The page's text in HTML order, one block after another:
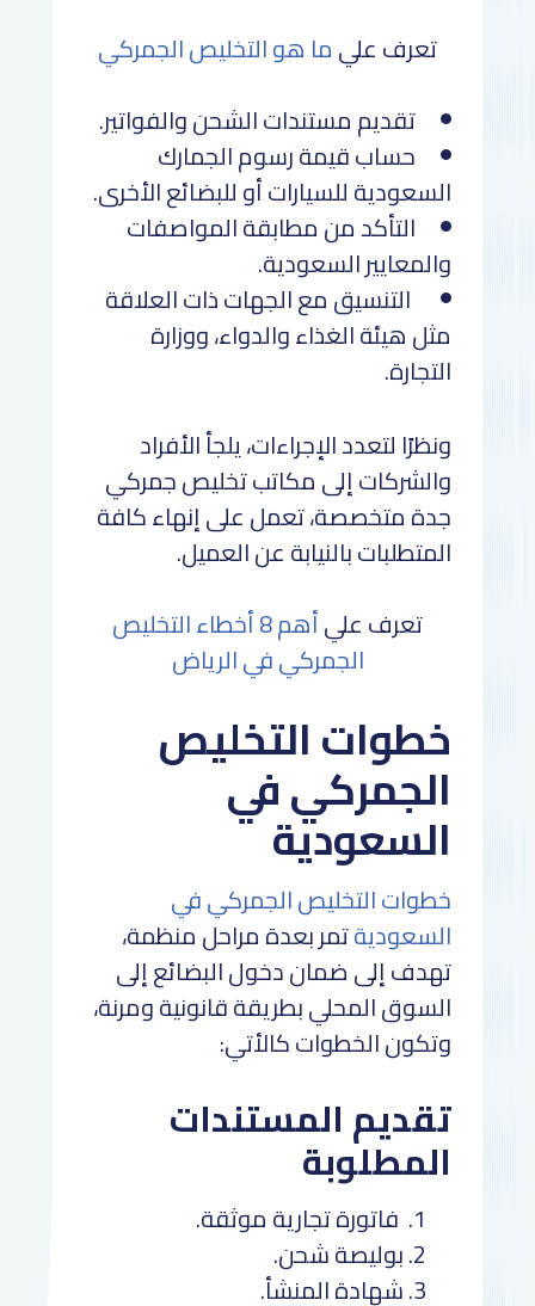
تعرف عليما هو التخليص الجمركي
تقديم مستندات الشحن والفواتير.
حساب قيمة رسوم الجمارك
السعودية للسيارات أو للبضائع الأخرى.
التأكد من مطابقة المواصفات
والمعايير السعودية.
التنسيق مع الجهات ذات العلاقة
مثل هيئة الغذاء والدواء، ووزارة
التجارة.
ونظرًا لتعدد الإجراءات، يلجأ الأفراد
والشركات إلى مكاتب تخليص جمركي
جدة متخصصة، تعمل على إنهاء كافة
المتطلبات بالنيابة عن العميل.
تعرف علي
أهم 8 أخطاء التخليص
الجمركي في الرياض
خطوات التخليص
الجمركي في
السعودية
خطوات التخليص الجمركي في
السعوديةتمر بعدة مراحل منظمة،
تهدف إلى ضمان دخول البضائع إلى
السوق المحلي بطريقة قانونية ومرنة،
وتكون الخطوات كالأتي:
تقديم المستندات
المطلوبة
فاتورة تجارية موثقة.
بوليصة شحن.
شهادة المنشأ.